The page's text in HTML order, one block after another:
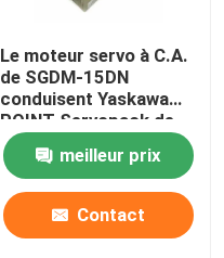
Le moteur servo à C.A.
de SGDM-15DN
conduisent Yaskawa
POINT Servopack de
0,5 ampères 32
meilleur prix
Contact